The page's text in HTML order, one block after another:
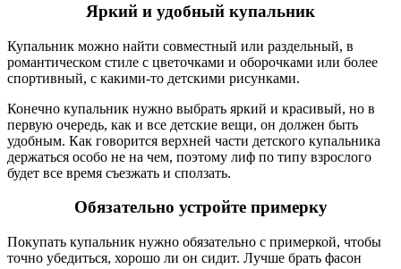
Яркий и удобный купальник
Купальник можно найти совместный или раздельный, в
романтическом стиле с цветочками и оборочками или более
спортивный, с какими-то детскими рисунками.
Конечно купальник нужно выбрать яркий и красивый, но в
первую очередь, как и все детские вещи, он должен быть
удобным. Как говорится верхней части детского купальника
держаться особо не на чем, поэтому лиф по типу взрослого
будет все время съезжать и сползать.
Обязательно устройте примерку
Покупать купальник нужно обязательно с примеркой, чтобы
точно убедиться, хорошо ли он сидит. Лучше брать фасон